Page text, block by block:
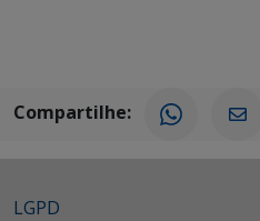
Compartilhe:
LGPD